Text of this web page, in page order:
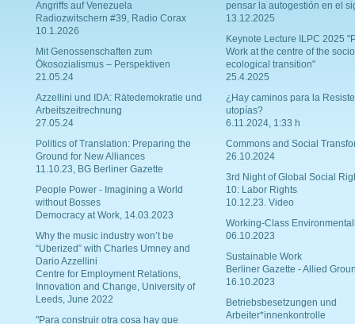
Angriffs auf Venezuela
Radiozwitschern #39, Radio Corax
10.1.2026
Mit Genossenschaften zum
Ökosozialismus – Perspektiven
21.05.24
Azzellini und IDA: Rätedemokratie und
Arbeitszeitrechnung
27.05.24
Politics of Translation: Preparing the
Ground for New Alliances
11.10.23, BG Berliner Gazette
People Power - Imagining a World
without Bosses
Democracy at Work, 14.03.2023
Why the music industry won’t be
“Uberized” with Charles Umney and
Dario Azzellini
Centre for Employment Relations,
Innovation and Change, University of
Leeds, June 2022
"Para construir otra cosa hay que
pensar la autogestión en el
13.12.2025
Keynote Lecture ILPC 2025
Work at the centre of the
ecological transition"
25.4.2025
¿Hay caminos para la
utopías?
6.11.2024, 1:33 h
Commons and Social
26.10.2024
3rd Night of Global Social
10: Labor Rights
10.12.23. Video
Working-Class
06.10.2023
Sustainable Work
Berliner Gazette - Allied
16.10.2023
Betriebsbesetzungen und
Arbeiter*innenkontrolle